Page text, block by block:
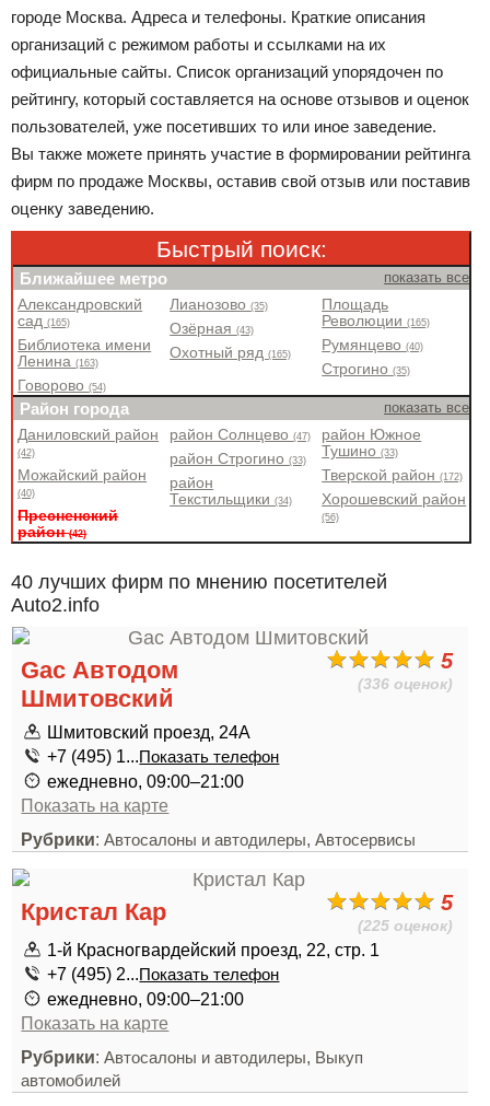
городе Москва. Адреса и телефоны. Краткие описания
организаций с режимом работы и ссылками на их
официальные сайты. Список организаций упорядочен по
рейтингу, который составляется на основе отзывов и оценок
пользователей, уже посетивших то или иное заведение.
Вы также можете принять участие в формировании рейтинга
фирм по продаже Москвы, оставив свой отзыв или поставив
оценку заведению.
Быстрый поиск:
Ближайшее метро показать все
Александровский
сад(165)
Библиотека имени
Ленина(163)
Говорово(54)
Лианозово(35)
Озёрная(43)
Охотный ряд(165)
Площадь
Революции(165)
Румянцево(40)
Строгино(35)
Район города показать все
Даниловский район
(42)
Можайский район
(40)
Пресненский
район(42)
район Солнцево(47)
район Строгино(33)
район
Текстильщики(34)
район Южное
Тушино(33)
Тверской район(172)
Хорошевский район
(56)
40 лучших фирм по мнению посетителей
Auto2.info
5
(336 оценок)
Gac Автодом
Шмитовский
Шмитовский проезд, 24А
+7 (495) 1...Показать телефон
ежедневно, 09:00–21:00
Показать на карте
Рубрики:Автосалоны и автодилеры,Автосервисы
5
(225 оценок)
Кристал Кар
1-й Красногвардейский проезд, 22, стр. 1
+7 (495) 2...Показать телефон
ежедневно, 09:00–21:00
Показать на карте
Рубрики:Автосалоны и автодилеры, Выкуп
автомобилей